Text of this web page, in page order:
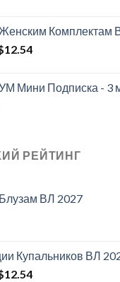
Комплектам
12.54Текущая
Мини Подписка - 3
РЕЙТИНГ
ВЛ 2027
Купальников ВЛ
12.54Текущая